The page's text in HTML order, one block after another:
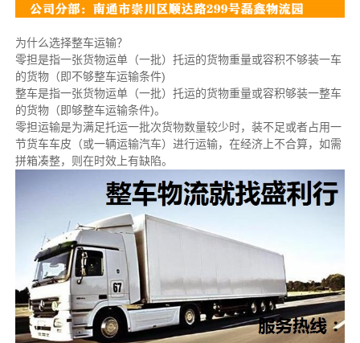
为什么选择整车运输？
零担是指一张货物运单（一批）托运的货物重量或容积不够装一车
的货物（即不够整车运输条件)
整车是指一张货物运单（一批）托运的货物重量或容积够装一整车
的货物（即够整车运输条件)。
零担运输是为满足托运一批次货物数量较少时，装不足或者占用一
节货车车皮（或一辆运输汽车）进行运输，在经济上不合算，如需
拼箱凑整，则在时效上有缺陷。